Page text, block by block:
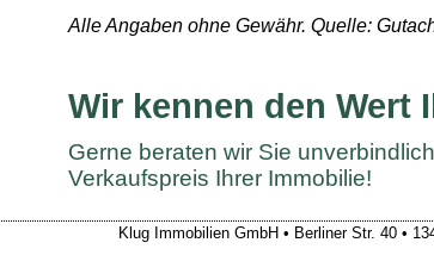
Alle Angaben ohne Gewähr. Quelle:
Wir kennen den Wert
Gerne beraten wir Sie
Verkaufspreis Ihrer Immobilie!
Klug Immobilien GmbH • Berliner Str. 40 •